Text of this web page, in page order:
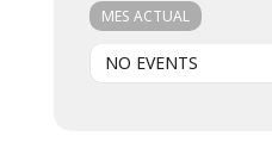
MES ACTUAL
NO EVENTS